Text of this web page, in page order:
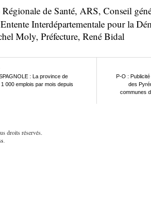
de Santé, ARS, Conseil
Entente Interdépartementale pour la
Moly, Préfecture, René Bidal
: La province de
000 emplois par mois depuis
P-O :
des
communes
droits réservés.
.